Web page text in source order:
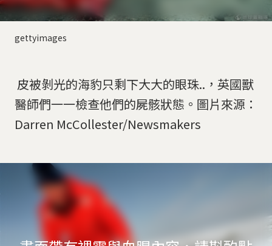
gettyimages
皮被剝光的海豹只剩下大大的眼珠..，英國獸
醫師們一一檢查他們的屍骸狀態。圖片來源：
Darren McCollester/Newsmakers